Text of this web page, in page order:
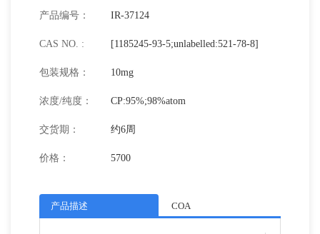
产品编号： IR-37124
CAS NO. : [1185245-93-5;unlabelled:521-78-8]
包装规格： 10mg
浓度/纯度： CP:95%;98%atom
交货期： 约6周
价格： 5700
产品描述 COA